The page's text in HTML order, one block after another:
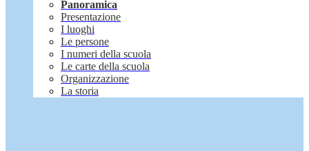
Panoramica
Presentazione
I luoghi
Le persone
I numeri della scuola
Le carte della scuola
Organizzazione
La storia